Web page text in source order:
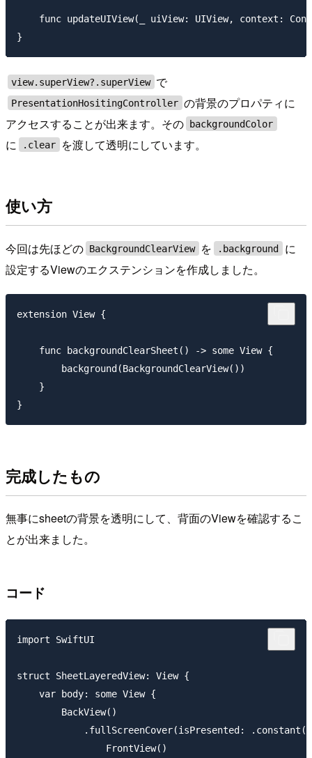
func updateUIView(_ uiView: UIView, context:
view.superView?.superView で
PresentationHositingController の背景のプロパティに
アクセスすることが出来ます。その
backgroundColor
に .clear を渡して透明にしています。
使い方
今回は先ほどの BackgroundClearView を .background
に
設定するViewのエクステンションを作成しました。
extension View {
    func backgroundClearSheet() -> some View {
        background(BackgroundClearView())
    }
完成したもの
無事にsheetの背景を透明にして、背面のViewを確認するこ
とが出来ました。
コード
import SwiftUI
struct SheetLayeredView: View {
    var body: some View {
        BackView()
.fullScreenCover(isPresented:
                FrontView()